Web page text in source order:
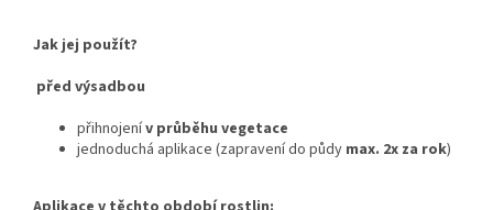
Jak jej použít?
před výsadbou
přihnojenív průběhu vegetace
jednoduchá aplikace (zapravení do půdy max. 2x za rok)